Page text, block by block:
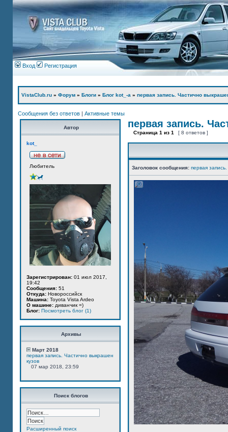
Вход Регистрация
VistaClub.ru » Форум » Блоги » Блог kot_-а » первая запись. Частично
Сообщения без ответов | Активные темы
Автор
kot_
Любитель
Зарегистрирован: 01 июл 2017,
19:42
Сообщения: 51
Откуда: Новороссийск
Машина: Toyota Vista Ardeo
О машине: диванчик =)
Блог: Посмотреть блог (1)
Архивы
Март 2018
первая запись. Частично выкрашен
кузов
07 мар 2018, 23:59
Поиск блогов
Расширенный поиск
первая запись.
Страница 1 из 1 [ 8 ответов ]
Заголовок сообщения: первая